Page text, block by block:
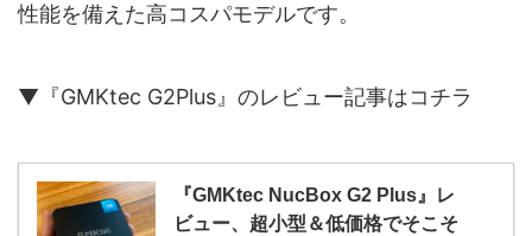
性能を備えた高コスパモデルです。
▼『GMKtec G2Plus』のレビュー記事はコチラ
『GMKtec NucBox G2 Plus』レ
ビュー、超小型＆低価格でそこそ